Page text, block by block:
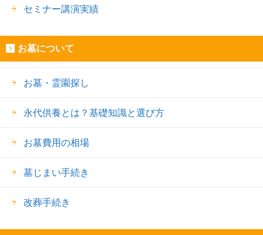
セミナー講演実績
お墓について
お墓・霊園探し
永代供養とは？基礎知識と選び方
お墓費用の相場
墓じまい手続き
改葬手続き